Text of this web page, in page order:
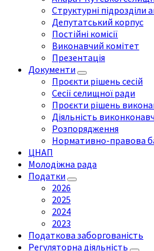
Структурні підрозділи
Депутатський корпус
Постійні комісії
Виконавчий комітет
Презентація
Документи
Проєкти рішень сесій
Сесії селищної ради
Проєкти рішень
Діяльність
Розпорядження
Нормативно-правова
ЦНАП
Молодіжна рада
Податки
2026
2025
2024
2023
Податкова заборгованість
Регуляторна діяльність